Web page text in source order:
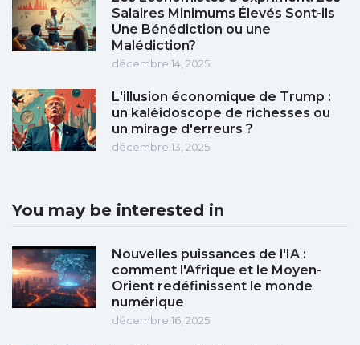
Salaires Minimums Élevés Sont-ils
Une Bénédiction ou une
Malédiction?
décembre 14, 2025
L'illusion économique de Trump :
un kaléidoscope de richesses ou
un mirage d'erreurs ?
décembre 13, 2025
You may be interested in
Nouvelles puissances de l'IA :
comment l'Afrique et le Moyen-
Orient redéfinissent le monde
numérique
décembre 16, 2025